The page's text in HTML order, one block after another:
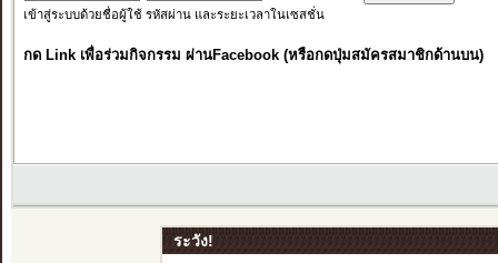
เข้าสู่ระบบด้วยชื่อผู้ใช้ รหัสผ่าน และระยะเวลาในเซสชั่น
กด Link เพื่อร่วมกิจกรรม ผ่านFacebook (หรือกดปุ่มสมัครสมาชิกด้านบน)
ระวัง!